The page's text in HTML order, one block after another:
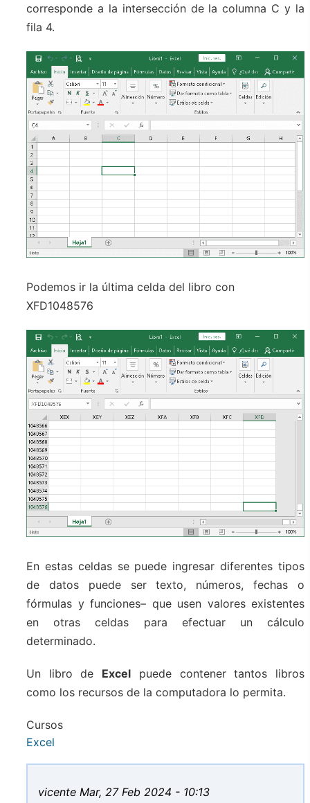
corresponde a la intersección de la columna C y la
fila 4.
Podemos ir la última celda del libro con
XFD1048576
En estas celdas se puede ingresar diferentes tipos
de datos puede ser texto, números, fechas o
fórmulas y funciones– que usen valores existentes
en otras celdas para efectuar un cálculo
determinado.
Un libro de Excel puede contener tantos libros
como los recursos de la computadora lo permita.
Cursos
Excel
vicente Mar, 27 Feb 2024 - 10:13